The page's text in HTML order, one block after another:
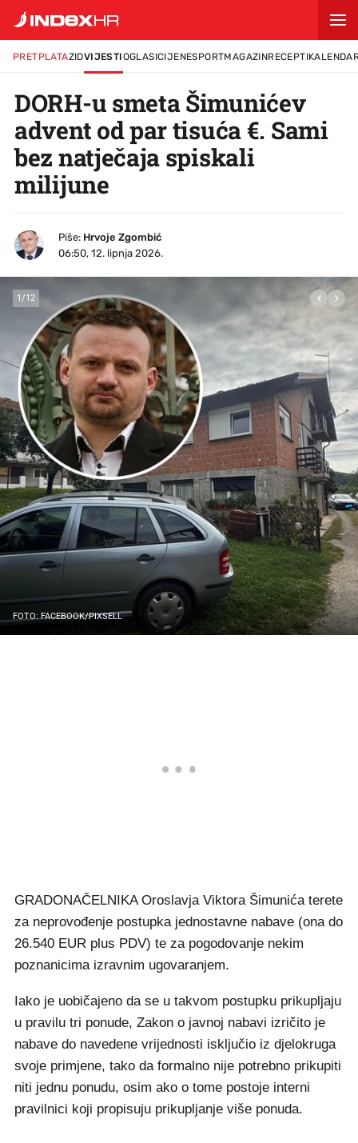
PRETPLATAZIDVIJESTIOGLASICIJENESPORTMAGAZINRECEPTI
DORH-u smeta Šimunićev
advent od par tisuća €. Sami
bez natječaja spiskali
milijune
Piše: Hrvoje Zgombić
06:50, 12. lipnja 2026.
1/12
FOTO: FACEBOOK/PIXSELL
GRADONAČELNIKA Oroslavja Viktora Šimunića terete
za neprovođenje postupka jednostavne nabave (ona do
26.540 EUR plus PDV) te za pogodovanje nekim
poznanicima izravnim ugovaranjem.
Iako je uobičajeno da se u takvom postupku prikupljaju
u pravilu tri ponude, Zakon o javnoj nabavi izričito je
nabave do navedene vrijednosti isključio iz djelokruga
svoje primjene, tako da formalno nije potrebno prikupiti
niti jednu ponudu, osim ako o tome postoje interni
pravilnici koji propisuju prikupljanje više ponuda.